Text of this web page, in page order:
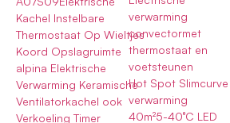
Kachel Instelbare
Thermostaat Op Wieltjes
Koord Opslagruimte
alpina Elektrische
Verwarming Keramische
Ventilatorkachel ook
Verkoeling Timer
verwarming
convectormet
thermostaat en
voetsteunen
Hot Spot Slimcurve
verwarming
40m²5-40°C LED